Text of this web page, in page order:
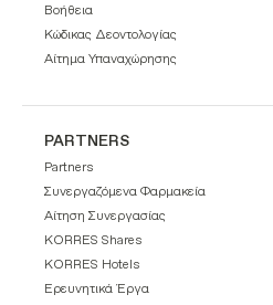
Βοήθεια
Κώδικας Δεοντολογίας
Αίτημα Υπαναχώρησης
PARTNERS
Partners
Συνεργαζόμενα Φαρμακεία
Αίτηση Συνεργασίας
KORRES Shares
KORRES Hotels
Ερευνητικά Έργα